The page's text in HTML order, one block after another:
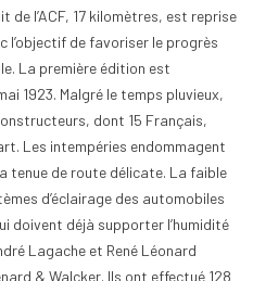
l’ACF, 17 kilomètres, est reprise
l’objectif de favoriser le progrès
La première édition est
1923. Malgré le temps pluvieux,
dont 15 Français,
Les intempéries endommagent
tenue de route délicate. La faible
d’éclairage des automobiles
doivent déjà supporter l’humidité
Lagache et René Léonard
& Walcker. Ils ont effectué 128